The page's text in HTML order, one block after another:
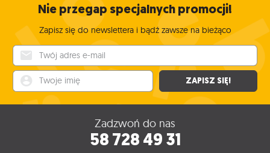
Nie przegap specjalnych promocji!
Zapisz się do newslettera i bądź zawsze na bieżąco
ZAPISZ SIĘ!
Zadzwoń do nas
58 728 49 31